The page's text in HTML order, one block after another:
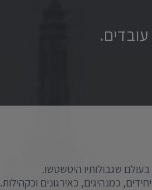
שגבולותיו היטשטשו.
כמנהיגים, כאירגונים וכקהילות.